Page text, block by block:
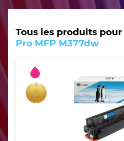
Tous les produits pour
Pro MFP M377dw